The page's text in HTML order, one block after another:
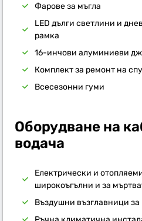
Фарове за мъгла
LED дълги светлини и
рамка
16-инчови алуминиеви
Комплект за ремонт на
Всесезонни гуми
Оборудване на
водача
Електрически и
широкоъгълни и за
Въздушни възглавници